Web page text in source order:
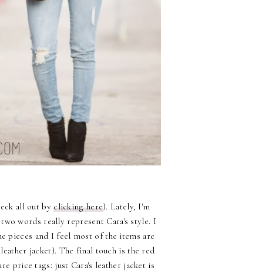
all out byclicking here). Lately, I'm
words really represent Cara's style. I
pieces and I feel most of the items are
jacket). The final touch is the red
price tags: just Cara's leather jacket is